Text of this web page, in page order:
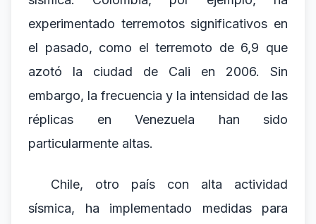
experimentado terremotos significativos en
el pasado, como el terremoto de 6,9 que
azotó la ciudad de Cali en 2006. Sin
embargo, la frecuencia y la intensidad de las
réplicas en Venezuela han sido
particularmente altas.
Chile, otro país con alta actividad
sísmica, ha implementado medidas para